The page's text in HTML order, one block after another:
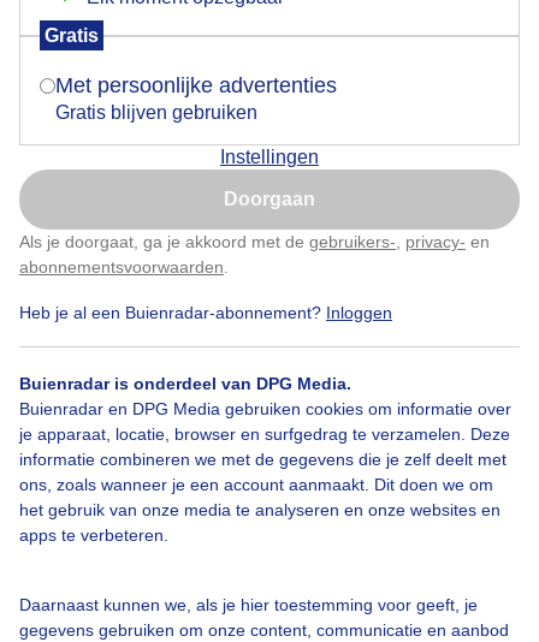
Gratis
Met persoonlijke advertenties
Gratis blijven gebruiken
Instellingen
Doorgaan
Als je doorgaat, ga je akkoord met de gebruikers- privacy- en
abonnementsvoorwaarden
Heb je al een Buienradar-abonnement? Inloggen
Buienradar is onderdeel van DPG Media.
Buienradar en DPG Media gebruiken cookies om informatie over
je apparaat, locatie, browser en surfgedrag te verzamelen. Deze
informatie combineren we met de gegevens die je zelf deelt met
ons, zoals wanneer je een account aanmaakt. Dit doen we om
het gebruik van onze media te analyseren en onze websites en
apps te verbeteren.
Daarnaast kunnen we, als je hier toestemming voor geeft, je
gegevens gebruiken om onze content, communicatie en aanbod
Door: Martin Herms Gemaakt: 10-07-2025, 79x bekeken
Zomer Zon Dieren
Bekijk slideshow
Is goed, toon de popup
Nu niet, misschien later
Klik hierom dit aan te passen